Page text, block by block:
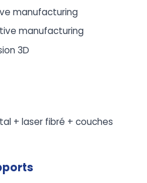
manufacturing
manufacturing
3D
+ laser fibré + couches